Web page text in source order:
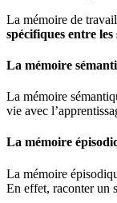
La mémoire de
spécifiques entre
La mémoire
La mémoire
vie avec
La mémoire
La mémoire
En effet, raconter un